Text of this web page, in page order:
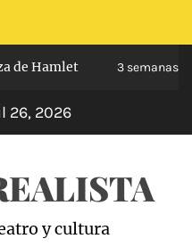
de Hamlet 3 semanas
26, 2026
y cultura